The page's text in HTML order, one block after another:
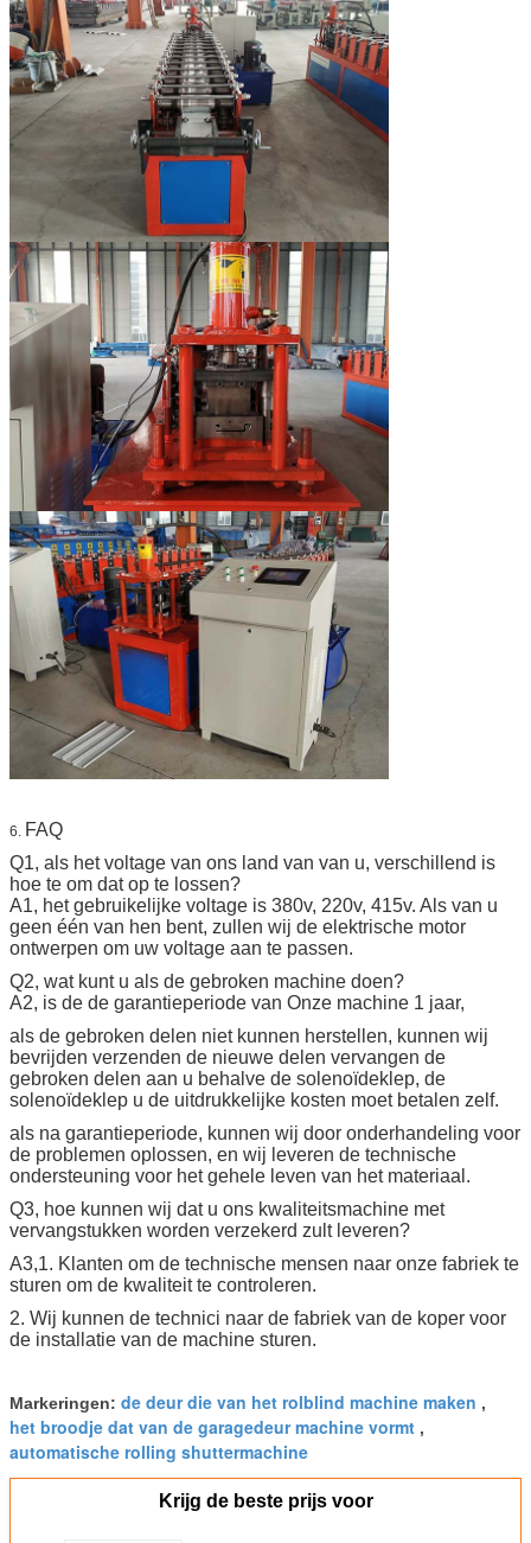
6. FAQ
Q1, als het voltage van ons land van van u, verschillend is
hoe te om dat op te lossen?
A1, het gebruikelijke voltage is 380v, 220v, 415v. Als van u
geen één van hen bent, zullen wij de elektrische motor
ontwerpen om uw voltage aan te passen.
Q2, wat kunt u als de gebroken machine doen?
A2, is de de garantieperiode van Onze machine 1 jaar,
als de gebroken delen niet kunnen herstellen, kunnen wij
bevrijden verzenden de nieuwe delen vervangen de
gebroken delen aan u behalve de solenoïdeklep, de
solenoïdeklep u de uitdrukkelijke kosten moet betalen zelf.
als na garantieperiode, kunnen wij door onderhandeling voor
de problemen oplossen, en wij leveren de technische
ondersteuning voor het gehele leven van het materiaal.
Q3, hoe kunnen wij dat u ons kwaliteitsmachine met
vervangstukken worden verzekerd zult leveren?
A3,1. Klanten om de technische mensen naar onze fabriek te
sturen om de kwaliteit te controleren.
2. Wij kunnen de technici naar de fabriek van de koper voor
de installatie van de machine sturen.
Markeringen: de deur die van het rolblind machine maken ,
het broodje dat van de garagedeur machine vormt ,
automatische rolling shuttermachine
Krijg de beste prijs voor